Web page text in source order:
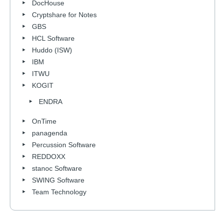
DocHouse
Cryptshare for Notes
GBS
HCL Software
Huddo (ISW)
IBM
ITWU
KOGIT
ENDRA
OnTime
panagenda
Percussion Software
REDDOXX
stanoc Software
SWING Software
Team Technology